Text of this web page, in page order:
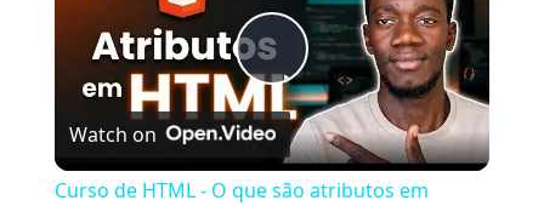
Play
Video
Watch on
Curso de HTML - O que são atributos em